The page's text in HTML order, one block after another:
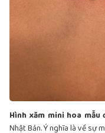
Hình xăm mini hoa mẫu
Nhật Bản. Ý nghĩa là về sự